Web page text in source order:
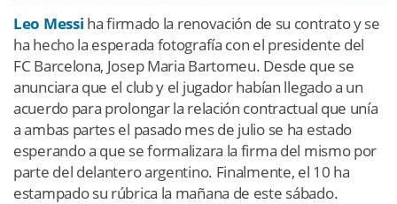
Leo Messi ha firmado la renovación de su contrato y se
ha hecho la esperada fotografía con el presidente del
FC Barcelona, Josep Maria Bartomeu. Desde que se
anunciara que el club y el jugador habían llegado a un
acuerdo para prolongar la relación contractual que unía
a ambas partes el pasado mes de julio se ha estado
esperando a que se formalizara la firma del mismo por
parte del delantero argentino. Finalmente, el 10 ha
estampado su rúbrica la mañana de este sábado.